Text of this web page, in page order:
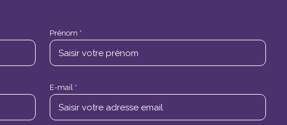
Prénom *
E-mail *